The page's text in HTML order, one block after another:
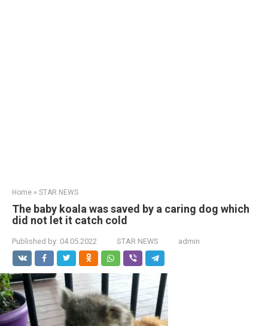
Home » STAR NEWS
The baby koala was saved by a caring dog which
did not let it catch cold
Published by: 04.05.2022 STAR NEWS admin